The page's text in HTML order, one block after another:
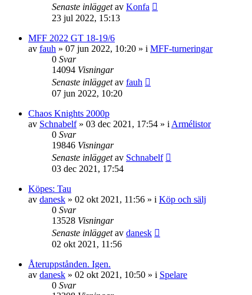
Senaste inläggetav Konfa
23 jul 2022, 15:13
MFF 2022 GT 18-19/6
av fauh » 07 jun 2022, 10:20 » i MFF-turneringar
0 Svar
14094 Visningar
Senaste inläggetav fauh
07 jun 2022, 10:20
Chaos Knights 2000p
av Schnabelf» 03 dec 2021, 17:54 » i Armélistor
0 Svar
19846 Visningar
Senaste inläggetav Schnabelf
03 dec 2021, 17:54
Köpes: Tau
av danesk » 02 okt 2021, 11:56 » i Köp och sälj
0 Svar
13528 Visningar
Senaste inläggetav danesk
02 okt 2021, 11:56
Återuppstånden. Igen.
av danesk » 02 okt 2021, 10:50 » i Spelare
0 Svar